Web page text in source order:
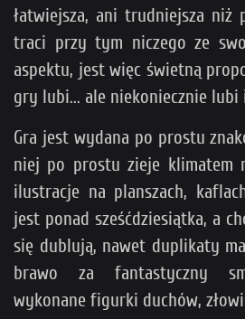
łatwiejsza, ani trudniejsza niż
traci przy tym niczego ze
aspektu, jest więc świetną
gry lubi... ale niekoniecznie lubi
Gra jest wydana po prostu
niej po prostu zieje klimatem
ilustracje na planszach,
jest ponad sześćdziesiątka, a
się dublują, nawet duplikaty
brawo za fantastyczny
wykonane figurki duchów,